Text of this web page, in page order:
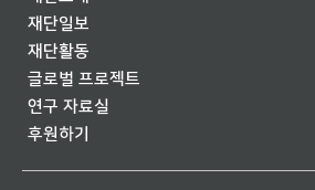
재단일보
재단활동
글로벌 프로젝트
연구 자료실
후원하기